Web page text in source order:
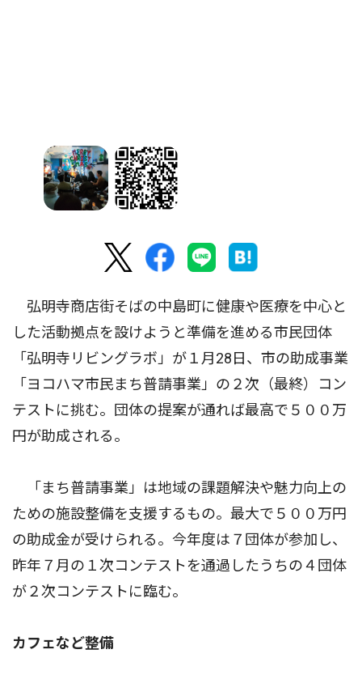
弘明寺商店街そばの中島町に健康や医療を中心と
した活動拠点を設けようと準備を進める市民団体
「弘明寺リビングラボ」が１月28日、市の助成事業
「ヨコハマ市民まち普請事業」の２次（最終）コン
テストに挑む。団体の提案が通れば最高で５００万
円が助成される。
「まち普請事業」は地域の課題解決や魅力向上の
ための施設整備を支援するもの。最大で５００万円
の助成金が受けられる。今年度は７団体が参加し、
昨年７月の１次コンテストを通過したうちの４団体
が２次コンテストに臨む。
カフェなど整備